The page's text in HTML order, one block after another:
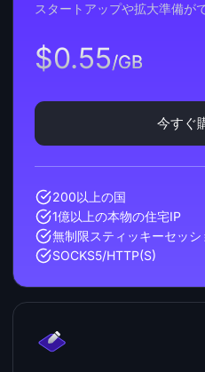
スタートアップや拡大準備が
$0.55/GB
今すぐ
200以上の国
1億以上の本物の住宅IP
無制限スティッキーセッシ
SOCKS5/HTTP(S)